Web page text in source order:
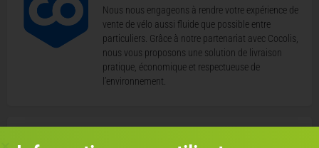
Nous nous engageons à rendre votre expérience de
vente de vélo aussi fluide que possible entre
particuliers. Grâce à notre partenariat avec Cocolis,
nous vous proposons une solution de livraison
pratique, économique et respectueuse de
l’environnement.